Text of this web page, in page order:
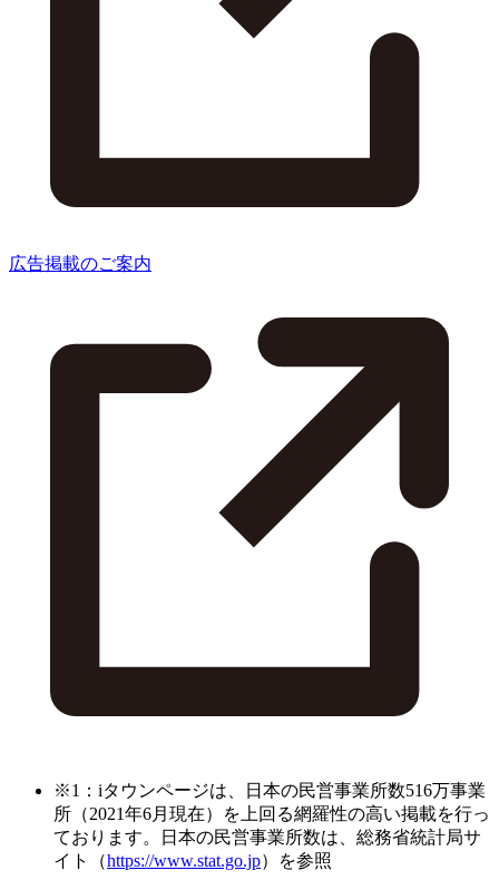
広告掲載のご案内
※1：iタウンページは、日本の民営事業所数516万事業
所（2021年6月現在）を上回る網羅性の高い掲載を行っ
ております。日本の民営事業所数は、総務省統計局サ
イト（https://www.stat.go.jp）を参照